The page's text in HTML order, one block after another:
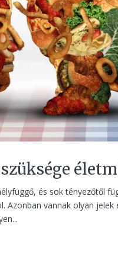
és sok tényezőtől
vannak olyan